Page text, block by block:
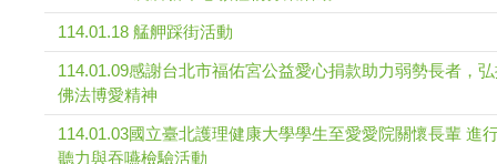
114.01.18 艋舺踩街活動
114.01.09感謝台北市福佑宮公益愛心捐款助力弱勢長者，
佛法博愛精神
114.01.03國立臺北護理健康大學學生至愛愛院關懷長輩 進
聽力與吞嚥檢驗活動